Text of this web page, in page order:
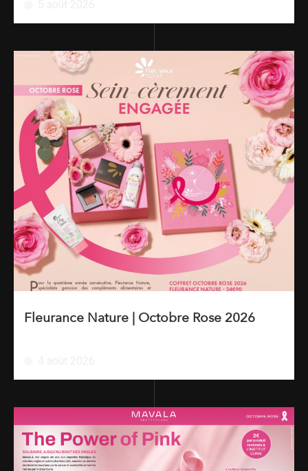
Fleurance Nature | Octobre Rose 2026